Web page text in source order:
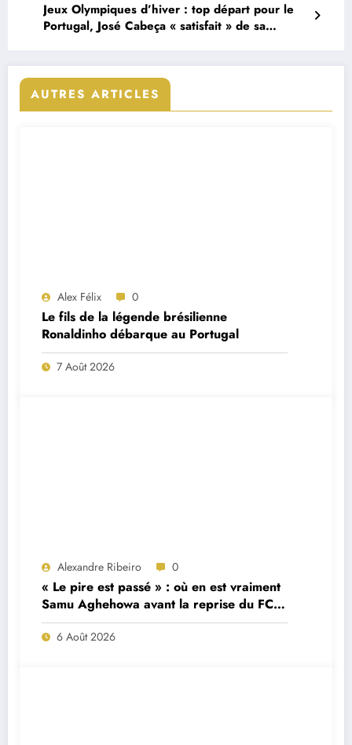
Jeux Olympiques d’hiver : top départ pour le
Portugal, José Cabeça « satisfait » de sa
AUTRES ARTICLES
Alex Félix 0
Le fils de la légende brésilienne
Ronaldinho débarque au Portugal
7 Août 2026
Alexandre Ribeiro 0
« Le pire est passé » : où en est vraiment
Samu Aghehowa avant la reprise du FC
Porto ?
6 Août 2026